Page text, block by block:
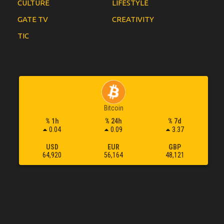
CULTURE
LIFESTYLE
GATE TV
CREATIVITY
TIC
Bitcoin
% 1h
0.04
% 24h
0.09
% 7d
3.37
USD
64,920
EUR
56,164
GBP
48,121